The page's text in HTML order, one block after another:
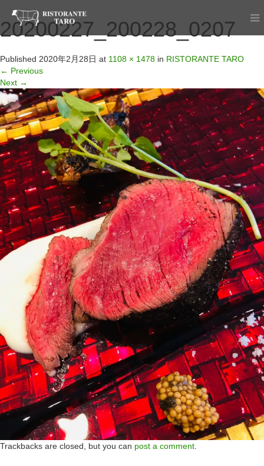
20200227_200228_0207
Published 2020年2月28日 at 1108 × 1478 in RISTORANTE TARO
← Previous
Next →
Trackbacks are closed, but you can post a comment.